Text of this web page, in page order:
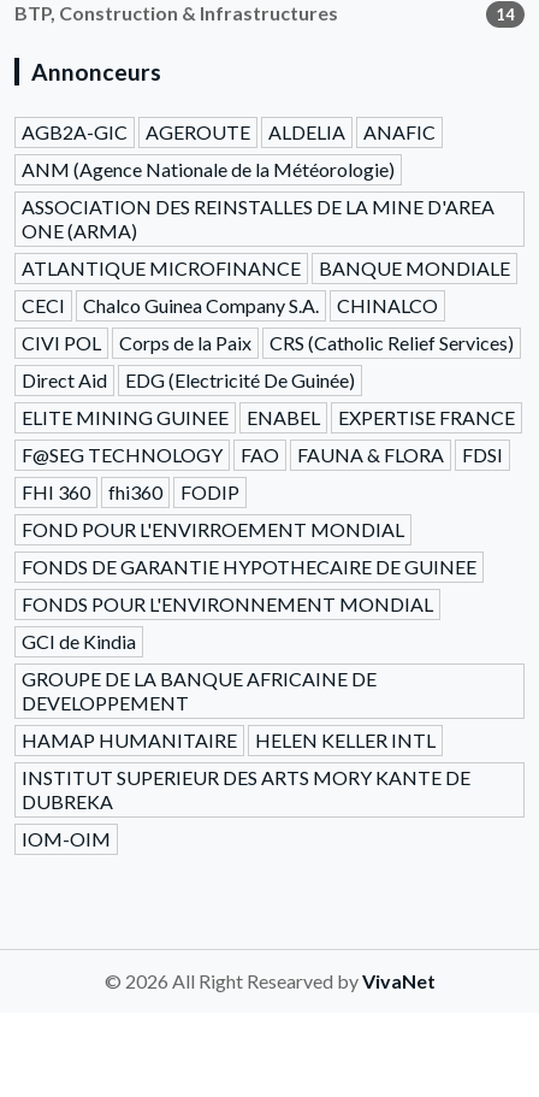
BTP, Construction & Infrastructures 14
Annonceurs
AGB2A-GIC AGEROUTE ALDELIA
ANAFIC
ANM (Agence Nationale de la Météorologie)
ASSOCIATION DES REINSTALLES DE LA MINE D'AREA
ONE (ARMA)
ATLANTIQUE MICROFINANCE
BANQUE MONDIALE
CECI
Chalco Guinea Company S.A.
CHINALCO
CIVI POL
Corps de la Paix
CRS (Catholic Relief Services)
Direct Aid
EDG (Electricité De Guinée)
ELITE MINING GUINEE
ENABEL
EXPERTISE FRANCE
F@SEG TECHNOLOGY
FAO FAUNA & FLORA
FDSI
FHI 360
fhi360
FODIP
FOND POUR L'ENVIRROEMENT MONDIAL
FONDS DE GARANTIE HYPOTHECAIRE DE GUINEE
FONDS POUR L'ENVIRONNEMENT MONDIAL
GCI de Kindia
GROUPE DE LA BANQUE AFRICAINE DE
DEVELOPPEMENT
HAMAP HUMANITAIRE
HELEN KELLER INTL
INSTITUT SUPERIEUR DES ARTS MORY KANTE DE
DUBREKA
IOM-OIM
© 2026 All Right Researved byVivaNet